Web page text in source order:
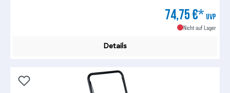
74,75 €* UVP
Nicht auf Lager
Details